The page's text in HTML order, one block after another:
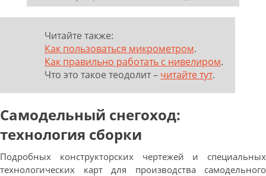
Читайте также:
Как пользоваться микрометром.
Как правильно работать с нивелиром.
Что это такое теодолит – читайте тут.
Самодельный снегоход:
технология сборки
Подробных конструкторских чертежей и специальных
технологических карт для производства самодельного